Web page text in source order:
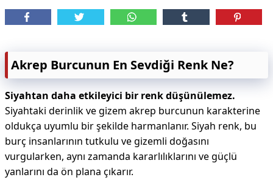
Akrep Burcunun En Sevdiği Renk Ne?
Siyahtan daha etkileyici bir renk düşünülemez.
Siyahtaki derinlik ve gizem akrep burcunun karakterine
oldukça uyumlu bir şekilde harmanlanır. Siyah renk, bu
burç insanlarının tutkulu ve gizemli doğasını
vurgularken, aynı zamanda kararlılıklarını ve güçlü
yanlarını da ön plana çıkarır.